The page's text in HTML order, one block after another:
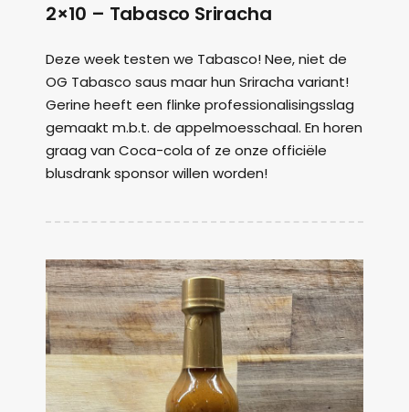
2×10 – Tabasco Sriracha
Deze week testen we Tabasco! Nee, niet de
OG Tabasco saus maar hun Sriracha variant!
Gerine heeft een flinke professionalisingsslag
gemaakt m.b.t. de appelmoesschaal. En horen
graag van Coca-cola of ze onze officiële
blusdrank sponsor willen worden!